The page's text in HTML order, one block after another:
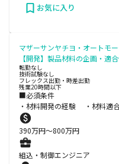
お気に入り
マザーサンヤチヨ・オートモ
【開発】製品材料の企画・適
転勤なし
技術試験なし
フレックス出勤・時差出勤
残業20時間以下
■必須条件
・材料開発の経験 ・材料適
390万円〜800万円
組込・制御エンジニア